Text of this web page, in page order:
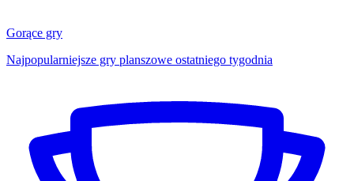
Gorące gry
Najpopularniejsze gry planszowe ostatniego tygodnia